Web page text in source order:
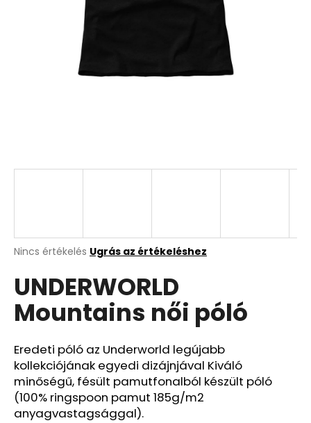
A
átlagos
értékelése
5-
ből
csillag.
Nincs értékelés Ugrás az értékeléshez
UNDERWORLD
Mountains női póló
Eredeti póló az Underworld legújabb
kollekciójának egyedi dizájnjával Kiváló
minőségű, fésült pamutfonalból készült póló
(100% ringspoon pamut 185g/m2
anyagvastagsággal).